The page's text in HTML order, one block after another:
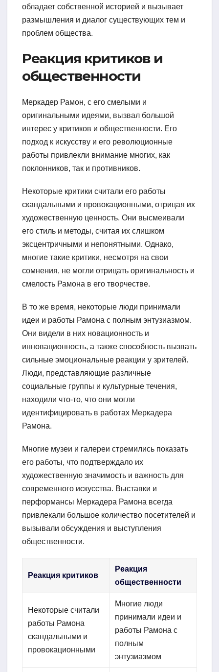
обладает собственной историей и вызывает
размышления и диалог существующих тем и
проблем общества.
Реакция критиков и
общественности
Меркадер Рамон, с его смелыми и
оригинальными идеями, вызвал большой
интерес у критиков и общественности. Его
подход к искусству и его революционные
работы привлекли внимание многих, как
поклонников, так и противников.
Некоторые критики считали его работы
скандальными и провокационными, отрицая их
художественную ценность. Они высмеивали
его стиль и методы, считая их слишком
эксцентричными и непонятными. Однако,
многие такие критики, несмотря на свои
сомнения, не могли отрицать оригинальность и
смелость Рамона в его творчестве.
В то же время, некоторые люди принимали
идеи и работы Рамона с полным энтузиазмом.
Они видели в них новационность и
инновационность, а также способность вызвать
сильные эмоциональные реакции у зрителей.
Люди, представляющие различные
социальные группы и культурные течения,
находили что-то, что они могли
идентифицировать в работах Меркадера
Рамона.
Многие музеи и галереи стремились показать
его работы, что подтверждало их
художественную значимость и важность для
современного искусства. Выставки и
перформансы Меркадера Рамона всегда
привлекали большое количество посетителей и
вызывали обсуждения и выступления
общественности.
Реакция критиков
Реакция
общественности
Некоторые считали
работы Рамона
скандальными и
провокационными
Многие люди
принимали идеи и
работы Рамона с
полным
энтузиазмом